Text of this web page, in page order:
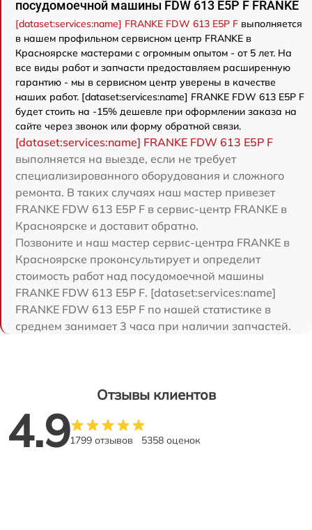
посудомоечной машины FDW 613 E5P F FRANKE
[dataset:services:name] FRANKE FDW 613 E5P F выполняется
в нашем профильном сервисном центр FRANKE в
Красноярске мастерами с огромным опытом - от 5 лет. На
все виды работ и запчасти предоставляем расширенную
гарантию - мы в сервисном центр уверены в качестве
наших работ. [dataset:services:name] FRANKE FDW 613 E5P F
будет стоить на -15% дешевле при оформлении заказа на
сайте через звонок или форму обратной связи.
[dataset:services:name] FRANKE FDW 613 E5P F
выполняется на выезде, если не требует
специализированного оборудования и сложного
ремонта. В таких случаях наш мастер привезет
FRANKE FDW 613 E5P F в сервис-центр FRANKE в
Красноярске и доставит обратно.
Позвоните и наш мастер сервис-центра FRANKE в
Красноярске проконсультирует и определит
стоимость работ над посудомоечной машины
FRANKE FDW 613 E5P F. [dataset:services:name]
FRANKE FDW 613 E5P F по нашей статистике в
среднем занимает 3 часа при наличии запчастей.
Отзывы клиентов
4.91799 отзывов 5358 оценок